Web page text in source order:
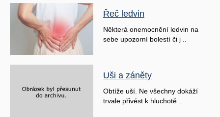
Řeč ledvin
Některá onemocnění ledvin na
sebe upozorní bolestí či j ..
Uši a záněty
Obtíže uší. Ne všechny dokáží
trvale přivést k hluchotě ..